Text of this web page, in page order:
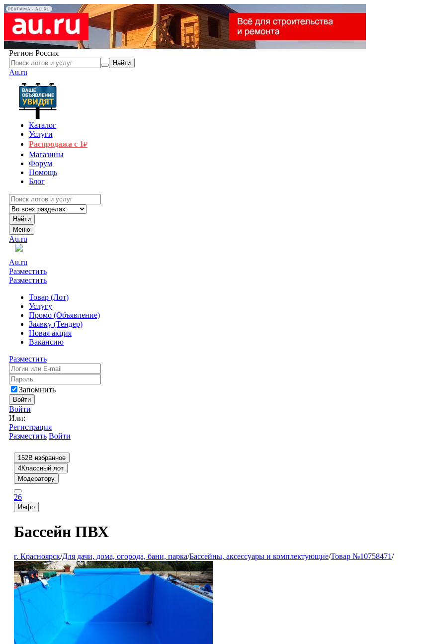
РЕКЛАМА • AU.RU
Регион Россия
Найти
Au.ru
Каталог
Услуги
Распродажа с 1₽
Магазины
Форум
Помощь
Блог
Найти
Меню
Au.ru
Au.ru
Разместить
Разместить
Товар (Лот)
Услугу
Промо (Объявление)
Заявку (Тендер)
Новая акция
Вакансию
Разместить
Запомнить
Войти
Войти
Или:
Регистрация
Разместить Войти
152В избранное
4Классный лот
Модератору
26
Инфо
Бассейн ПВХ
г. Красноярск/Для дачи, дома, огорода, бани, парка/Бассейны, аксессуары и комплектующие/Товар №10758471/